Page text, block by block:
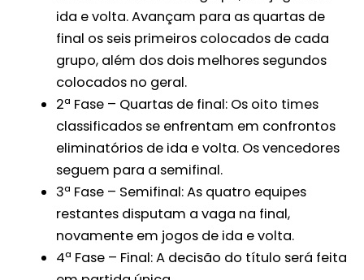
ida e volta. Avançam para as quartas de
final os seis primeiros colocados de cada
grupo, além dos dois melhores segundos
colocados no geral.
2ª Fase – Quartas de final: Os oito times
classificados se enfrentam em confrontos
eliminatórios de ida e volta. Os vencedores
seguem para a semifinal.
3ª Fase – Semifinal: As quatro equipes
restantes disputam a vaga na final,
novamente em jogos de ida e volta.
4ª Fase – Final: A decisão do título será feita